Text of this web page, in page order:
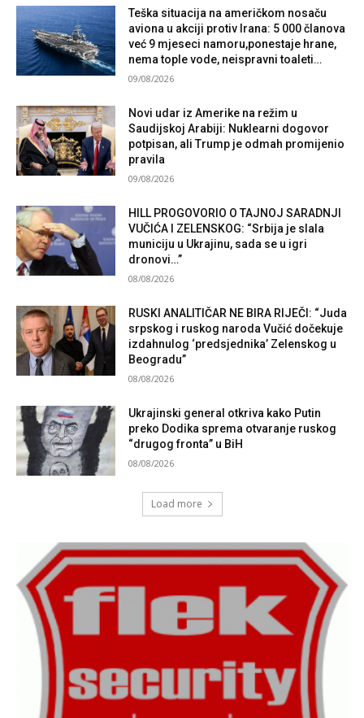
Teška situacija na američkom nosaču
aviona u akciji protiv Irana: 5 000 članova
već 9 mjeseci namoru,ponestaje hrane,
nema tople vode, neispravni toaleti…
09/08/2026
Novi udar iz Amerike na režim u
Saudijskoj Arabiji: Nuklearni dogovor
potpisan, ali Trump je odmah promijenio
pravila
09/08/2026
HILL PROGOVORIO O TAJNOJ SARADNJI
VUČIĆA I ZELENSKOG: “Srbija je slala
municiju u Ukrajinu, sada se u igri
dronovi…”
08/08/2026
RUSKI ANALITIČAR NE BIRA RIJEČI: “Juda
srpskog i ruskog naroda Vučić dočekuje
izdahnulog ‘predsjednika’ Zelenskog u
Beogradu”
08/08/2026
Ukrajinski general otkriva kako Putin
preko Dodika sprema otvaranje ruskog
“drugog fronta” u BiH
08/08/2026
Load more